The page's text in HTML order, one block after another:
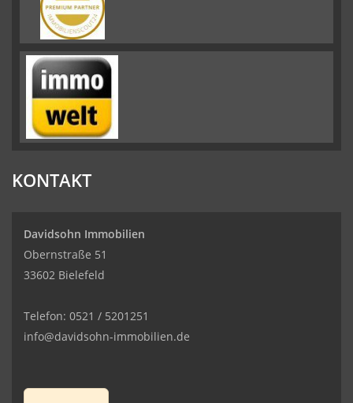
KONTAKT
Davidsohn Immobilien
Obernstraße 51
33602 Bielefeld
Telefon: 0521 / 5201251
info@davidsohn-immobilien.de